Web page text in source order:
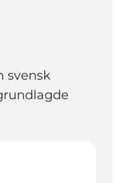
svensk